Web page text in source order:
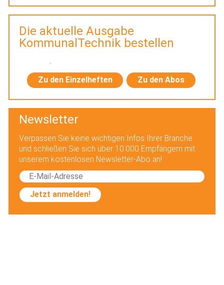
Die aktuelle Ausgabe
KommunalTechnik bestellen
Zu den Einzelheften Zu den Abos
Newsletter
Verpassen Sie keine wichtigen Infos Ihrer Branche
und schließen Sie sich über 10.000 Empfängern mit
unserem kostenlosen Newsletter-Abo an!
Jetzt anmelden!